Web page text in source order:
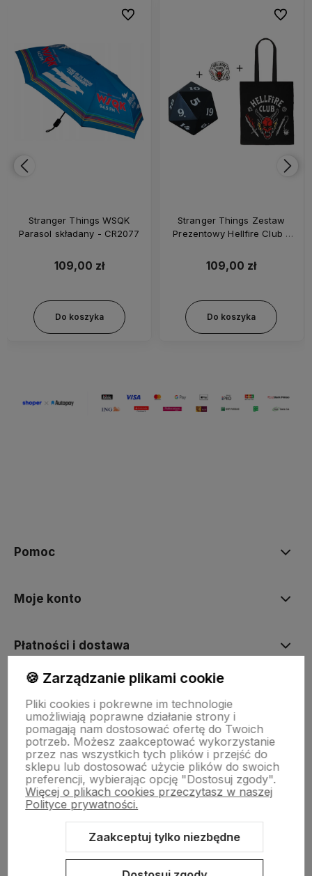
Stranger Things WSQK
Parasol składany - CR2077
109,00 zł
Do koszyka
Do ulubionych
Stranger Things Zestaw
Prezentowy Hellfire Club -
109,00 zł
Do koszyka
Do
Pomoc
Moje konto
Płatności i dostawa
O nas
Sklep internetowy Shoper.pl Szablon Shoper Modern 3.0™
🍪 Zarządzanie plikami cookie
Pliki cookies i pokrewne im technologie
umożliwiają poprawne działanie strony i
pomagają nam dostosować ofertę do Twoich
potrzeb. Możesz zaakceptować wykorzystanie
przez nas wszystkich tych plików i przejść do
sklepu lub dostosować użycie plików do swoich
preferencji, wybierając opcję "Dostosuj zgody".
Więcej o plikach cookies przeczytasz w naszej
Polityce prywatności.
Zaakceptuj tylko niezbędne